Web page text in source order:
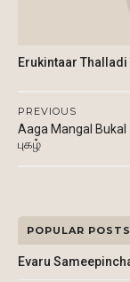
Erukintaar Thalladi
PREVIOUS
Aaga Mangal
புகழ்
POPULAR POSTS
Evaru